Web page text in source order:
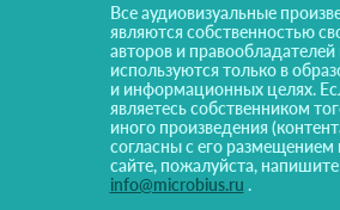
Все аудиовизуальные
являются собственностью
авторов и правообладателей
используются только в
и информационных целях.
являетесь собственником
иного произведения
согласны с его
сайте, пожалуйста,
info@microbius.ru .